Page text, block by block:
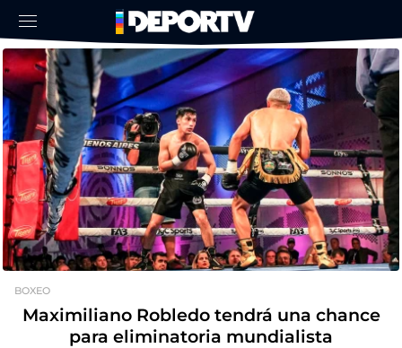
BOXEO
Maximiliano Robledo tendrá una chance
para eliminatoria mundialista